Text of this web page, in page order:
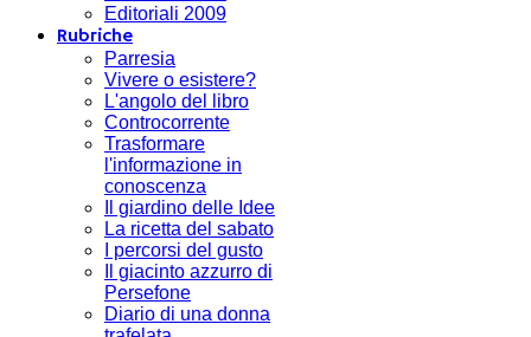
Editoriali 2009
Rubriche
Parresia
Vivere o esistere?
L'angolo del libro
Controcorrente
Trasformare
l'informazione in
conoscenza
Il giardino delle Idee
La ricetta del sabato
I percorsi del gusto
Il giacinto azzurro di
Persefone
Diario di una donna